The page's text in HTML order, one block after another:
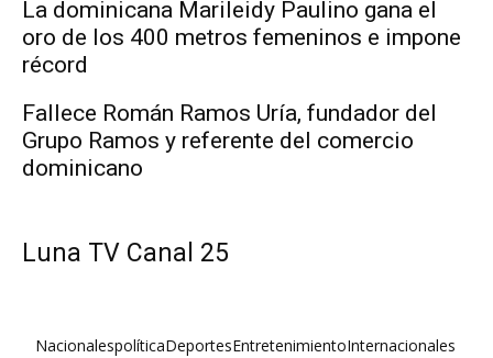
La dominicana Marileidy Paulino gana el
oro de los 400 metros femeninos e impone
récord
Fallece Román Ramos Uría, fundador del
Grupo Ramos y referente del comercio
dominicano
Luna TV Canal 25
NacionalespolíticaDeportesEntretenimientoInternacionales